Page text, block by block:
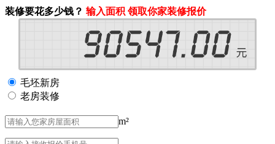
装修要花多少钱？ 输入面积 领取你家装修报价
毛坯新房
老房装修
m²